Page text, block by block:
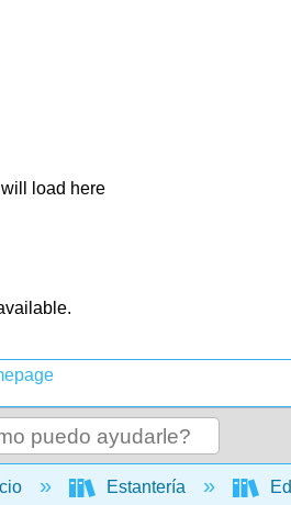
load here
contraer jerarquía
Estantería